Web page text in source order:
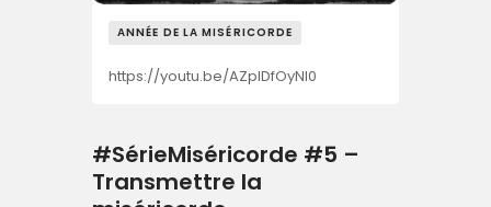
ANNÉE DE LA MISÉRICORDE
https://youtu.be/AZplDfOyNl0
#SérieMiséricorde #5 –
Transmettre la